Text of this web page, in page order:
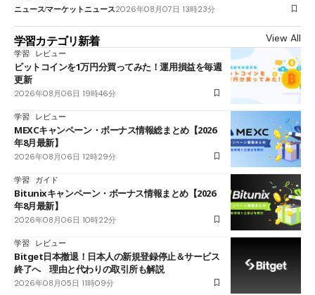
ニュースマーケットニュース2026年08月07日 13時23分
学習カテゴリ新着 View All
学習 レビュー
ビットコインを1万円分買ってみた！運用損益を毎週
更新
2026年08月06日 19時46分
学習 レビュー
MEXCキャンペーン・ボーナス情報総まとめ【2026
年8月最新】
2026年08月06日 12時29分
学習 ガイド
Bitunixキャンペーン・ボーナス情報まとめ【2026
年8月最新】
2026年08月06日 10時22分
学習 レビュー
Bitget日本撤退！日本人の新規登録停止＆サービス
終了へ 理由と代わりの取引所も解説
2026年08月05日 11時09分